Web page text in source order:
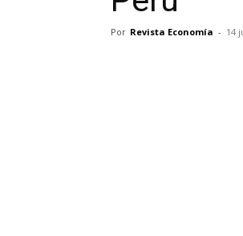
Por Revista Economía - 14